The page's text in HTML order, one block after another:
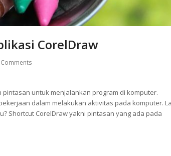
CorelDraw
pintasan untuk menjalankan program di komputer.
dalam melakukan aktivitas pada komputer.
Shortcut CorelDraw yakni pintasan yang ada pada